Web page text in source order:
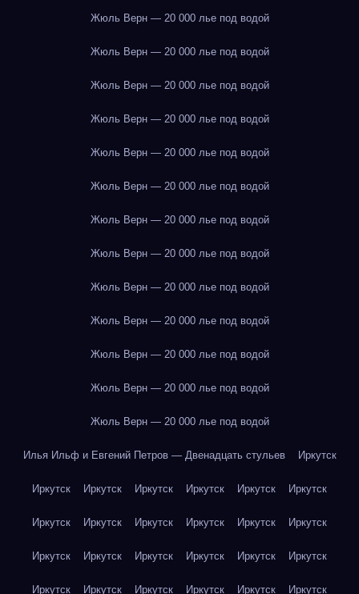
Жюль Верн — 20 000 лье под водой
Жюль Верн — 20 000 лье под водой
Жюль Верн — 20 000 лье под водой
Жюль Верн — 20 000 лье под водой
Жюль Верн — 20 000 лье под водой
Жюль Верн — 20 000 лье под водой
Жюль Верн — 20 000 лье под водой
Жюль Верн — 20 000 лье под водой
Жюль Верн — 20 000 лье под водой
Жюль Верн — 20 000 лье под водой
Жюль Верн — 20 000 лье под водой
Жюль Верн — 20 000 лье под водой
Жюль Верн — 20 000 лье под водой
Илья Ильф и Евгений Петров — Двенадцать стульев Иркутск
Иркутск Иркутск Иркутск Иркутск Иркутск Иркутск
Иркутск Иркутск Иркутск Иркутск Иркутск Иркутск
Иркутск Иркутск Иркутск Иркутск Иркутск Иркутск
Иркутск Иркутск Иркутск Иркутск Иркутск Иркутск